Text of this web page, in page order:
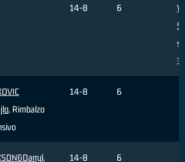
14-8 6
3
, Rimbalzo
14-8 6
,
14-8 6